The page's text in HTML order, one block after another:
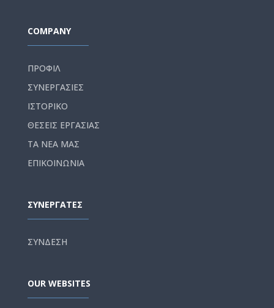
COMPANY
ΠΡΟΦΙΛ
ΣΥΝΕΡΓΑΣΙΕΣ
ΙΣΤΟΡΙΚΟ
ΘΕΣΕΙΣ ΕΡΓΑΣΙΑΣ
ΤΑ ΝΕΑ ΜΑΣ
ΕΠΙΚΟΙΝΩΝΙΑ
ΣΥΝΕΡΓΑΤΕΣ
ΣΥΝΔΕΣΗ
OUR WEBSITES